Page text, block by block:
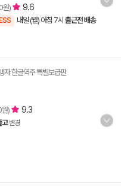
원) 9.6
내일 (월) 아침 7시 출근전 배송
자 한글역주 특별보급판
) 9.3
고 변경